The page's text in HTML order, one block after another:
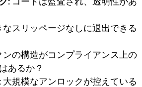
なスリッページなしに退出できる
ンの構造がコンプライアンス上の
あるか？
大規模なアンロックが控えている